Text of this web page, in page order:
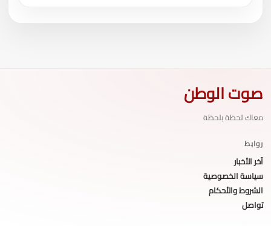
صوت الوطن
معاك لحظة بلحظة
روابط
آخر الأخبار
سياسة الخصوصية
الشروط والأحكام
تواصل